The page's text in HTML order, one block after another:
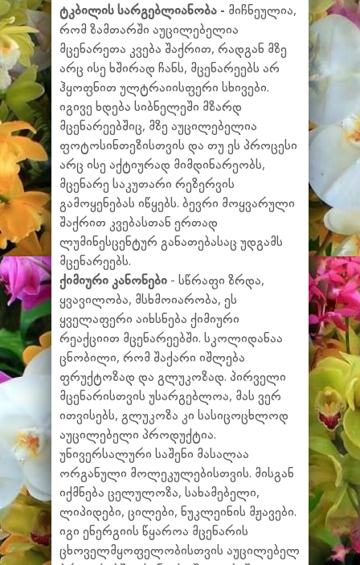
ტკბილის სარგებლიანობა - მიჩნეულია,
რომ ზამთარში აუცილებელია
მცენარეთა კვება შაქრით, რადგან მზე
არც ისე ხშირად ჩანს, მცენარეებს არ
ჰყოფნით ულტრაიისფერი სხივები.
იგივე ხდება სიბნელეში მზარდ
მცენარეებშიც, მზე აუცილებელია
ფოტოსინთეზისთვის და თუ ეს პროცესი
არც ისე აქტიურად მიმდინარეობს,
მცენარე საკუთარი რეზერვის
გამოყენებას იწყებს. ბევრი მოყვარული
შაქრით კვებასთან ერთად
ლუმინესცენტურ განათებასაც უდგამს
მცენარეებს.
ქიმიური კანონები - სწრაფი ზრდა,
ყვავილობა, მსხმოიარობა, ეს
ყველაფერი აიხსნება ქიმიური
რეაქციით მცენარეებში. სკოლიდანაა
ცნობილი, რომ შაქარი იშლება
ფრუქტოზად და გლუკოზად. პირველი
მცენარისთვის უსარგებლოა, მას ვერ
ითვისებს, გლუკოზა კი სასიცოცხლოდ
აუცილებელი პროდუქტია.
უნივერსალური საშენი მასალაა
ორგანული მოლეკულებისთვის. მისგან
იქმნება ცელულოზა, სახამებელი,
ლიპიდები, ცილები, ნუკლეინის მჟავები.
იგი ენერგიის წყაროა მცენარის
ცხოველმყოფელობისთვის აუცილებელ